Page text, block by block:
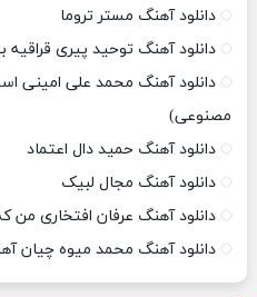
دانلود آهنگ مستر تروما
دانلود آهنگ توحید پیری
دانلود آهنگ محمد علی امینی
مصنوعی)
دانلود آهنگ حمید دال اعتماد
دانلود آهنگ مجال لبیک
دانلود آهنگ عرفان افتخاری من
دانلود آهنگ محمد میوه چیان